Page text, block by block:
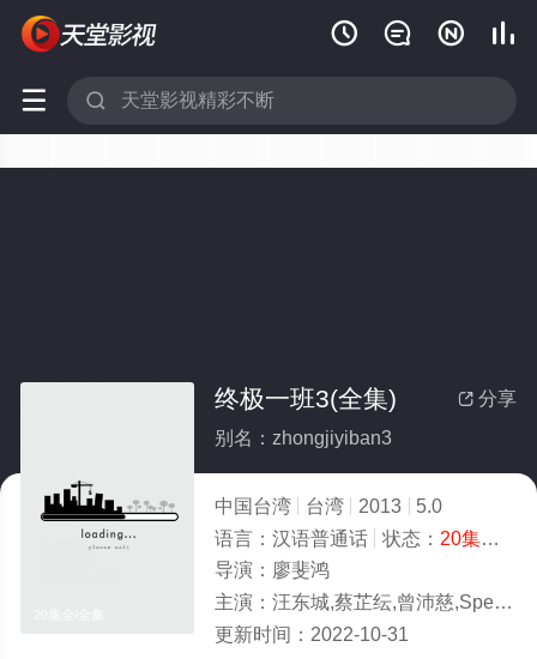
   
 
 分享
终极一班3(全集)
别名：zhongjiyiban3
中国台湾 台湾 2013
5.0
语言： 汉语普通话 状态： 20集全
导演： 廖斐鸿
主演： 汪东城,蔡芷纭,曾沛慈,Spexial
更新时间： 2022-10-31